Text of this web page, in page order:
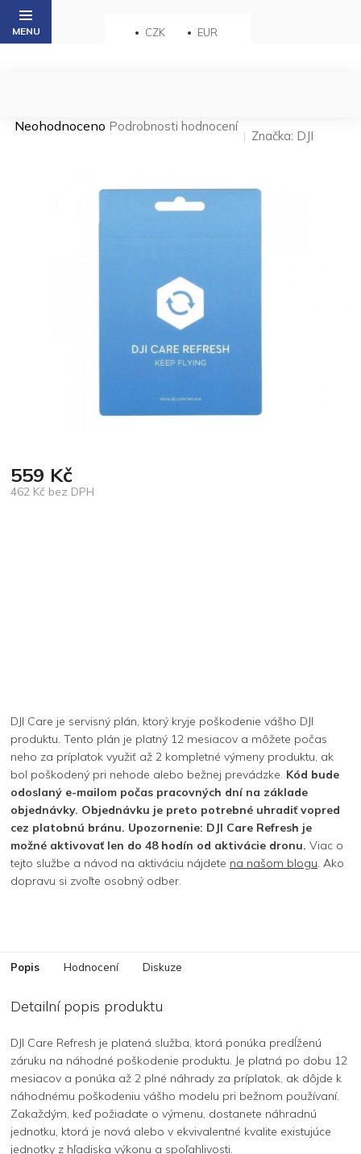
Přejít
obsah
CZK EUR
Průměrné
Neohodnoceno Podrobnosti hodnocení
Značka: DJI
559 Kč
462 Kč bez DPH
DJI Care je servisný plán, ktorý kryje poškodenie vášho DJI
produktu. Tento plán je platný 12 mesiacov a môžete počas
neho za príplatok využiť až 2 kompletné výmeny produktu, ak
bol poškodený pri nehode alebo bežnej prevádzke. Kód bude
odoslaný e-mailom počas pracovných dní na základe
objednávky. Objednávku je preto potrebné uhradiť vopred
cez platobnú bránu. Upozornenie: DJI Care Refresh je
možné aktivovať len do 48 hodín od aktivácie dronu. Viac o
tejto službe a návod na aktiváciu nájdete na našom blogu . Ako
dopravu si zvoľte osobný odber.
Popis Hodnocení Diskuze
Detailní popis produktu
DJI Care Refresh je platená služba, ktorá ponúka predĺženú
záruku na náhodné poškodenie produktu. Je platná po dobu 12
mesiacov a ponúka až 2 plné náhrady za príplatok, ak dôjde k
náhodnému poškodeniu vášho modelu pri bežnom používaní.
Zakaždým, keď požiadate o výmenu, dostanete náhradnú
jednotku, ktorá je nová alebo v ekvivalentné kvalite existujúce
jednotky z hľadiska výkonu a spoľahlivosti.